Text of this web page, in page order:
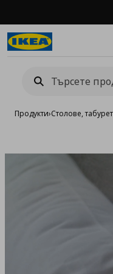
Продукти›Столове,